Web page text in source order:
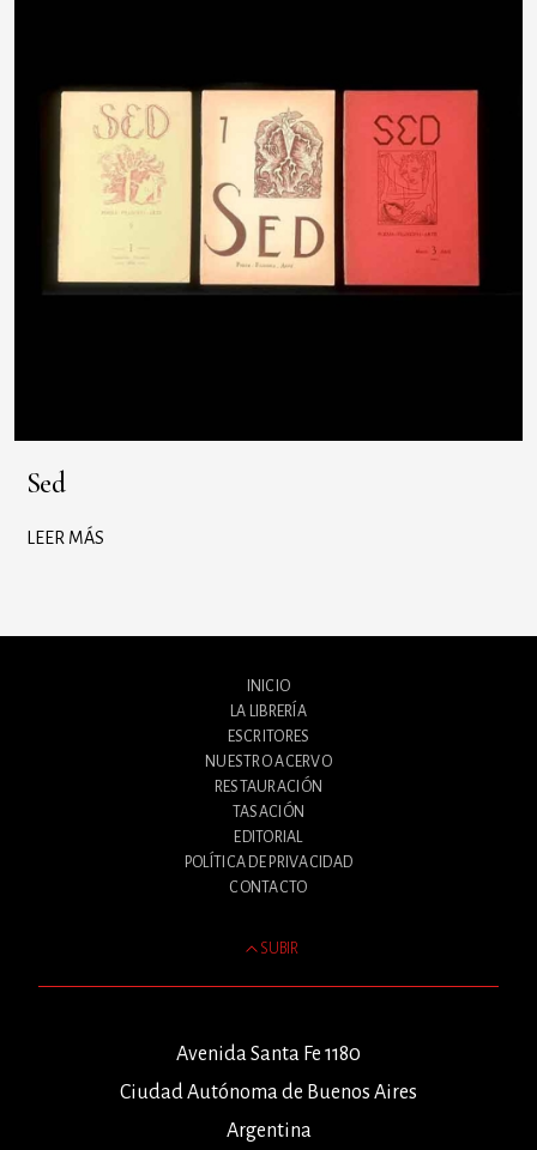
Sed
LEER MÁS
INICIO
LA LIBRERÍA
ESCRITORES
NUESTRO ACERVO
RESTAURACIÓN
TASACIÓN
EDITORIAL
POLÍTICA DE PRIVACIDAD
CONTACTO
SUBIR
Avenida Santa Fe 1180
Ciudad Autónoma de Buenos Aires
Argentina